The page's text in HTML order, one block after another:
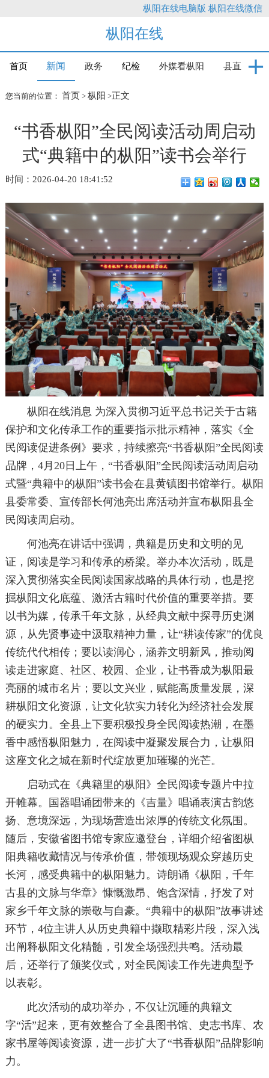
枞阳在线电脑版 枞阳在线微信
枞阳在线
首页 新闻 政务 纪检 外媒看枞阳 县直
您当前的位置： 首页 > 枞阳 >正文
“书香枞阳”全民阅读活动周启动
式“典籍中的枞阳”读书会举行
时间：2026-04-20 18:41:52
枞阳在线消息 为深入贯彻习近平总书记关于古籍
保护和文化传承工作的重要指示批示精神，落实《全
民阅读促进条例》要求，持续擦亮“书香枞阳”全民阅读
品牌，4月20日上午，“书香枞阳”全民阅读活动周启动
式暨“典籍中的枞阳”读书会在县黄镇图书馆举行。枞阳
县委常委、宣传部长何池亮出席活动并宣布枞阳县全
民阅读周启动。
何池亮在讲话中强调，典籍是历史和文明的见
证，阅读是学习和传承的桥梁。举办本次活动，既是
深入贯彻落实全民阅读国家战略的具体行动，也是挖
掘枞阳文化底蕴、激活古籍时代价值的重要举措。要
以书为媒，传承千年文脉，从经典文献中探寻历史渊
源，从先贤事迹中汲取精神力量，让“耕读传家”的优良
传统代代相传；要以读润心，涵养文明新风，推动阅
读走进家庭、社区、校园、企业，让书香成为枞阳最
亮丽的城市名片；要以文兴业，赋能高质量发展，深
耕枞阳文化资源，让文化软实力转化为经济社会发展
的硬实力。全县上下要积极投身全民阅读热潮，在墨
香中感悟枞阳魅力，在阅读中凝聚发展合力，让枞阳
这座文化之城在新时代绽放更加璀璨的光芒。
启动式在《典籍里的枞阳》全民阅读专题片中拉
开帷幕。国器唱诵团带来的《吉量》唱诵表演古韵悠
扬、意境深远，为现场营造出浓厚的传统文化氛围。
随后，安徽省图书馆专家应邀登台，详细介绍省图枞
阳典籍收藏情况与传承价值，带领现场观众穿越历史
长河，感受典籍中的枞阳魅力。诗朗诵《枞阳，千年
古县的文脉与华章》慷慨激昂、饱含深情，抒发了对
家乡千年文脉的崇敬与自豪。“典籍中的枞阳”故事讲述
环节，4位主讲人从历史典籍中撷取精彩片段，深入浅
出阐释枞阳文化精髓，引发全场强烈共鸣。活动最
后，还举行了颁奖仪式，对全民阅读工作先进典型予
以表彰。
此次活动的成功举办，不仅让沉睡的典籍文
字“活”起来，更有效整合了全县图书馆、史志书库、农
家书屋等阅读资源，进一步扩大了“书香枞阳”品牌影响
力。